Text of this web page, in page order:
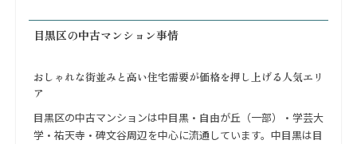
目黒区の中古マンション事情
おしゃれな街並みと高い住宅需要が価格を押し上げる人気エリ
ア
目黒区の中古マンションは中目黒・自由が丘（一部）・学芸大
学・祐天寺・碑文谷周辺を中心に流通しています。中目黒は目